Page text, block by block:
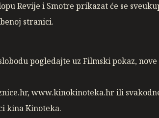
Revije i Smotre prikazat će se
stranici.
pogledajte uz Filmski pokaz,
www.kinokinoteka.hr ili
kina Kinoteka.